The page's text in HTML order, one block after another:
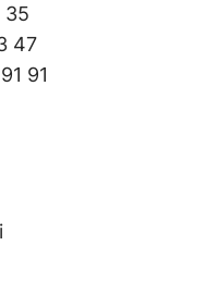
35
47
91